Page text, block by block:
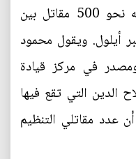
تعزيزات على الرغم من خسارته نحو 500 مقاتل بين
أيلول. ويقول محمود
في مركز قيادة
الدين التي تقع فيها
عدد مقاتلي التنظيم